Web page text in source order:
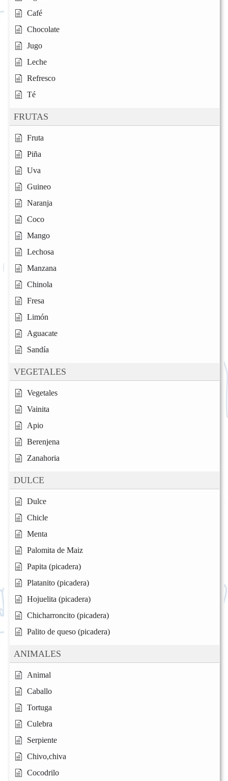
Café
Chocolate
Jugo
Leche
Refresco
Té
FRUTAS
Fruta
Piña
Uva
Guineo
Naranja
Coco
Mango
Lechosa
Manzana
Chinola
Fresa
Limón
Aguacate
Sandía
VEGETALES
Vegetales
Vainita
Apio
Berenjena
Zanahoria
DULCE
Dulce
Chicle
Menta
Palomita de Maiz
Papita (picadera)
Platanito (picadera)
Hojuelita (picadera)
Chicharroncito (picadera)
Palito de queso (picadera)
ANIMALES
Animal
Caballo
Tortuga
Culebra
Serpiente
Chivo,chiva
Cocodrilo